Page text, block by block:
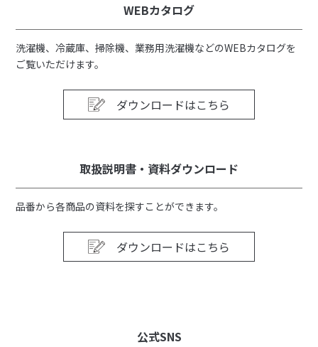
WEBカタログ
洗濯機、冷蔵庫、掃除機、業務用洗濯機などのWEBカタログを
ご覧いただけます。
ダウンロードはこちら
取扱説明書・資料ダウンロード
品番から各商品の資料を探すことができます。
ダウンロードはこちら
公式SNS